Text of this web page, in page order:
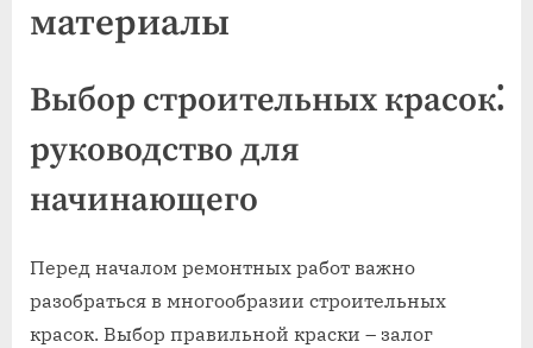
материалы
Выбор строительных красок⁚
руководство для
начинающего
Перед началом ремонтных работ важно
разобраться в многообразии строительных
красок. Выбор правильной краски – залог